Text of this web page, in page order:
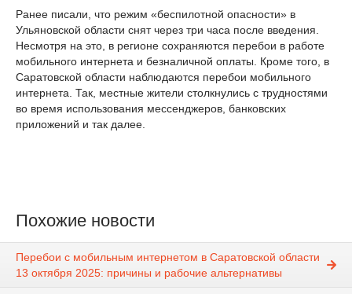
Ранее писали, что режим «беспилотной опасности» в
Ульяновской области снят через три часа после введения.
Несмотря на это, в регионе сохраняются перебои в работе
мобильного интернета и безналичной оплаты. Кроме того, в
Саратовской области наблюдаются перебои мобильного
интернета. Так, местные жители столкнулись с трудностями
во время использования мессенджеров, банковских
приложений и так далее.
Похожие новости
Перебои с мобильным интернетом в Саратовской области
13 октября 2025: причины и рабочие альтернативы